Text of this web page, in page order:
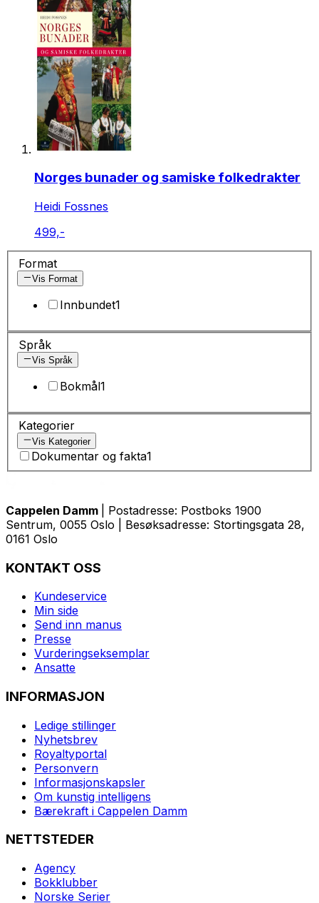
Norges bunader og samiske folkedrakter
Heidi Fossnes
499,-
Format
Vis Format
Innbundet1
Språk
Vis Språk
Bokmål1
Kategorier
Vis Kategorier
Dokumentar og fakta1
Cappelen Damm
| Postadresse: Postboks 1900
Sentrum, 0055 Oslo | Besøksadresse: Stortingsgata 28,
0161 Oslo
KONTAKT OSS
Kundeservice
Min side
Send inn manus
Presse
Vurderingseksemplar
Ansatte
INFORMASJON
Ledige stillinger
Nyhetsbrev
Royaltyportal
Personvern
Informasjonskapsler
Om kunstig intelligens
Bærekraft i Cappelen Damm
NETTSTEDER
Agency
Bokklubber
Norske Serier